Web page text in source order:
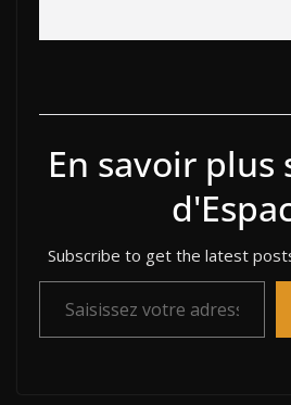
En savoir plus
Subscribe to get the latest
Saisissez votre adresse e-mail…